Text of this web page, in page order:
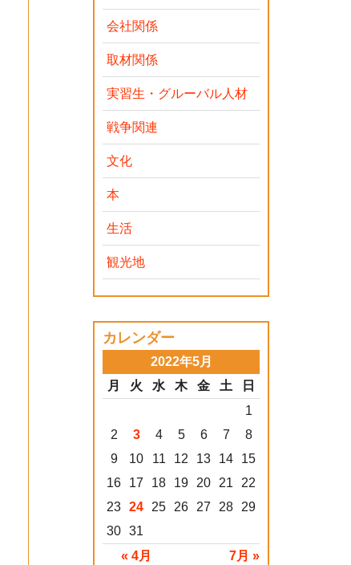
会社関係
取材関係
実習生・グルーバル人材
戦争関連
文化
本
生活
観光地
カレンダー
2022年5月
月
火 水 木 金 土 日
« 4月 7月 »
1
2
3 4 5 6 7
8
9
10 11 12 13 14
15
16
17 18 19 20 21
22
23 24 25 26 27 28
29
30 31